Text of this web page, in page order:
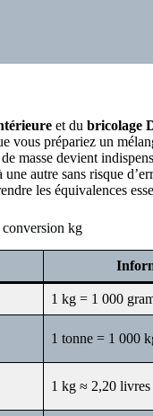
et du bricolage
vous prépariez un
masse devient
une autre sans risque
les équivalences
conversion kg
1 kg = 1 000
1 tonne = 1 000
1 kg ≈ 2,20 livres